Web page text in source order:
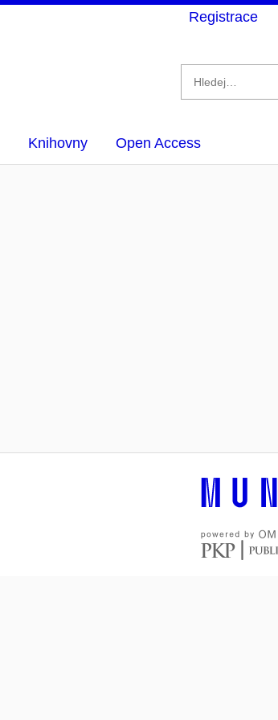
Knihovny Open Access
Registrace